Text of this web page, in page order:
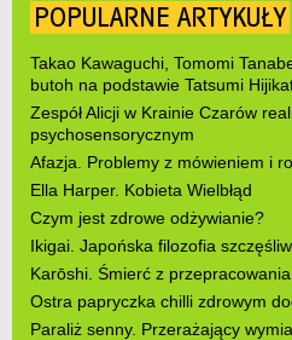
POPULARNE ARTYKUŁY
Takao Kawaguchi, Tomomi
butoh na podstawie Tatsumi
Zespół Alicji w Krainie Czarów
psychosensorycznym
Afazja. Problemy z mówieniem i
Ella Harper. Kobieta Wielbłąd
Czym jest zdrowe odżywianie?
Ikigai. Japońska filozofia
Karōshi. Śmierć z przepracowania
Ostra papryczka chilli zdrowym
Paraliż senny. Przerażający